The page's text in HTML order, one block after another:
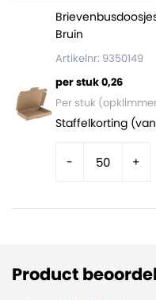
Bruin
Artikelnr: 9350149
per stuk 0,26
Per stuk
Staffelkorting
- +
Product